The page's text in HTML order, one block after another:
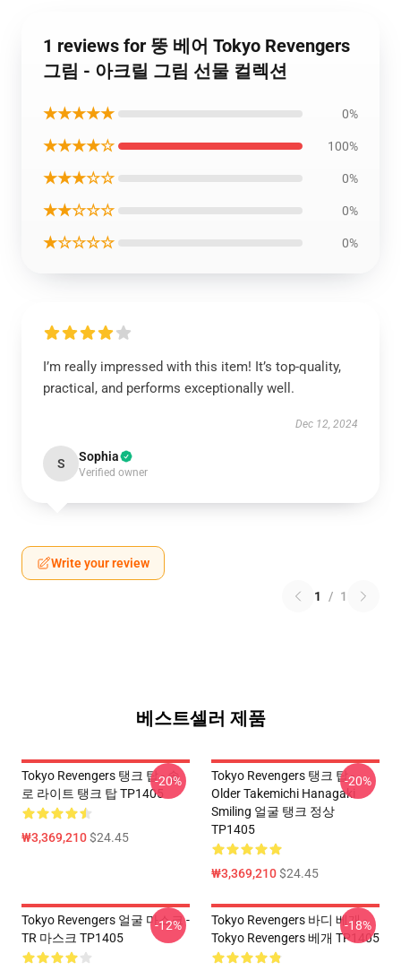
1 reviews for 뚱 베어 Tokyo Revengers
그림 - 아크릴 그림 선물 컬렉션
★★★★★ 0%
★★★★☆ 100%
★★★☆☆ 0%
★★☆☆☆ 0%
★☆☆☆☆ 0%
I’m really impressed with this item! It’s top-quality,
practical, and performs exceptionally well.
Dec 12, 2024
S Sophia
Verified owner
Write your review
1 / 1
베스트셀러 제품
Tokyo Revengers 탱크 탑 - 솔
로 라이트 탱크 탑 TP1405
₩3,369,210$24.45
-20%
Tokyo Revengers 탱크 탑 -
Older Takemichi Hanagaki
Smiling 얼굴 탱크 정상
TP1405
₩3,369,210$24.45
-20%
Tokyo Revengers 얼굴 마스크 -
TR 마스크 TP1405
-12%
Tokyo Revengers 바디 베개 -
Tokyo Revengers 베개 TP1405
-18%